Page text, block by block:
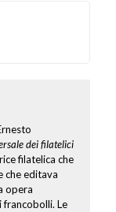
dei filatelici
filatelica che
che editava
opera
francobolli. Le